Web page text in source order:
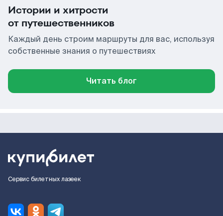
Истории и хитрости
от путешественников
Каждый день строим маршруты для вас, используя
собственные знания о путешествиях
Читать блог
Сервис билетных лазеек